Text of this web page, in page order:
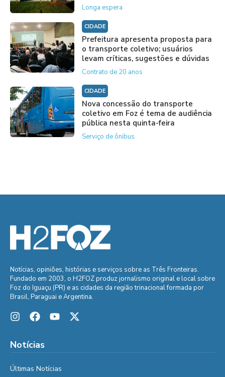
Longa espera
CIDADE
Prefeitura apresenta proposta para
o transporte coletivo; usuários
levam críticas, sugestões e dúvidas
Contrato de 20 anos
CIDADE
Nova concessão do transporte
coletivo em Foz é tema de audiência
pública nesta quinta-feira
Serviço de ônibus
Notícias, opiniões, histórias e serviços sobre as Três Fronteiras.
Fundado em 2003, o H2FOZ produz jornalismo original e local sobre
Foz do Iguaçu (PR) e as cidades da região trinacional formada por
Brasil, Paraguai e Argentina.
Notícias
Últimas Notícias